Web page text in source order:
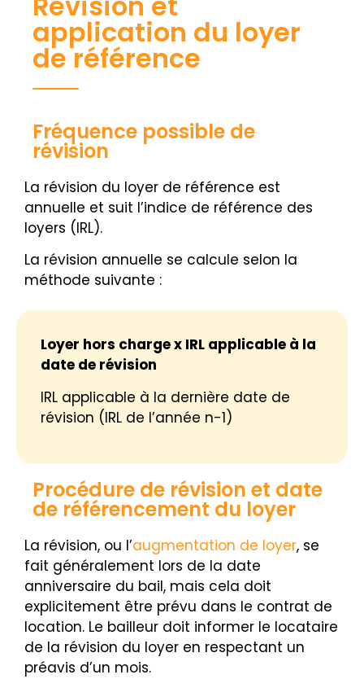
application du loyer
de référence
Fréquence possible de
révision
La révision du loyer de référence est
annuelle et suit l’indice de référence des
loyers (IRL).
La révision annuelle se calcule selon la
méthode suivante :
Loyer hors charge x IRL applicable à la
date de révision
IRL applicable à la dernière date de
révision (IRL de l’année n-1)
Procédure de révision et date
de référencement du loyer
La révision, ou l’augmentation de loyer, se
fait généralement lors de la date
anniversaire du bail, mais cela doit
explicitement être prévu dans le contrat de
location. Le bailleur doit informer le locataire
de la révision du loyer en respectant un
préavis d’un mois.